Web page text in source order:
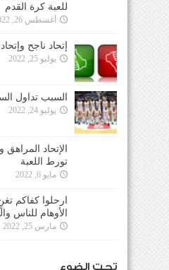
للعبة كرة القدم
أغسطس 26, 2022
إتحاد ناجح
يوليو 25, 2022
السبب تداول
يوليو 24, 2022
الإتحاد المراهق
تورط اللعبة
مايو 6, 2022
ارحلوا كفاكم
الأوهام للناس
مارس 25, 2022
تحت الضوء